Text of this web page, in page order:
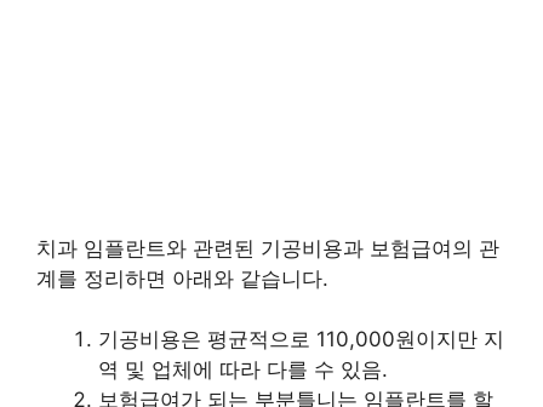
치과 임플란트와 관련된 기공비용과 보험급여의 관
계를 정리하면 아래와 같습니다.
기공비용은 평균적으로 110,000원이지만 지
역 및 업체에 따라 다를 수 있음.
보험급여가 되는 부분틀니는 임플란트를 할